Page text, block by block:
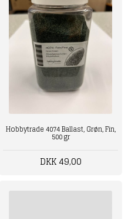
Hobbytrade 4074 Ballast, Grøn, Fin,
500 gr
DKK 49,00